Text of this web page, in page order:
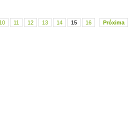
10 11 12 13 14 15 16 Próxima